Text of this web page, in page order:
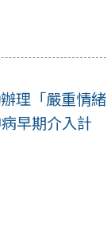
理「嚴重情緒
早期介入計